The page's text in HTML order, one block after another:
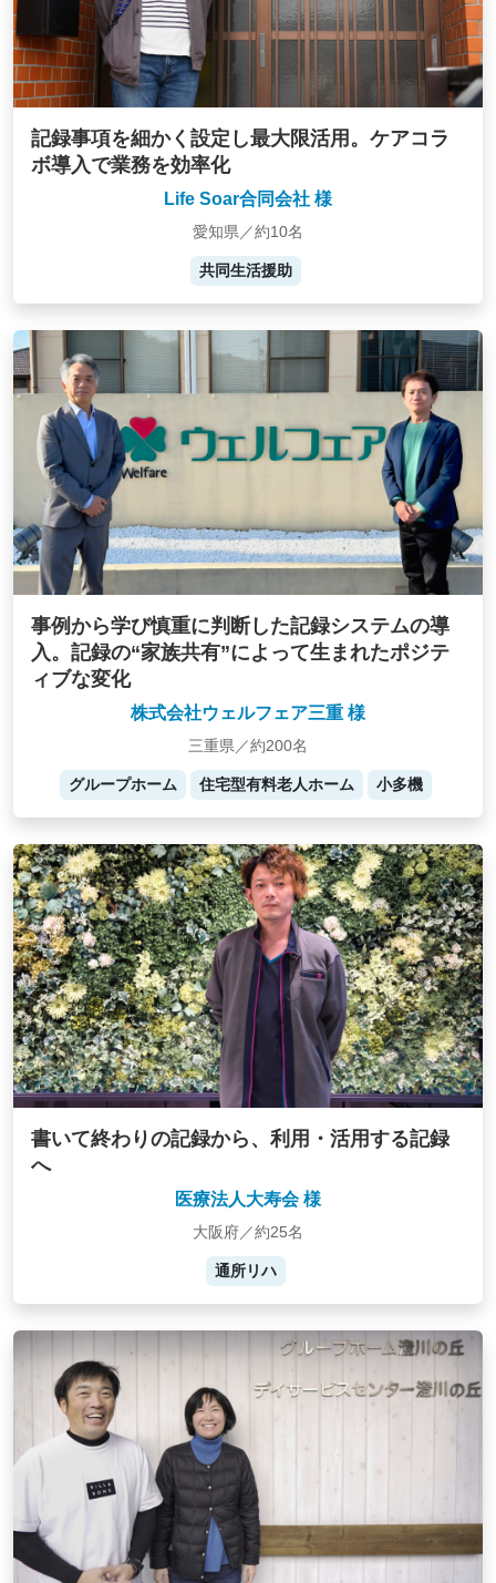
記録事項を細かく設定し最大限活用。ケアコラ
ボ導入で業務を効率化
Life Soar合同会社 様
愛知県／約10名
共同生活援助
事例から学び慎重に判断した記録システムの導
入。記録の“家族共有”によって生まれたポジテ
ィブな変化
株式会社ウェルフェア三重 様
三重県／約200名
グループホーム 住宅型有料老人ホーム 小多機
書いて終わりの記録から、利用・活用する記録
へ
医療法人大寿会 様
大阪府／約25名
通所リハ